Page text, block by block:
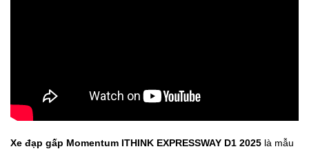
Xe đạp gấp Momentum ITHINK EXPRESSWAY D1 2025 là mẫu